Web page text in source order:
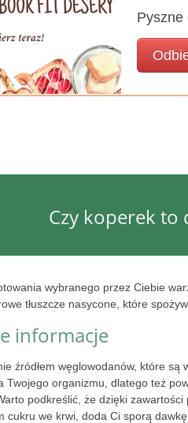
Pyszne
Czy koperek to
wybranego przez Ciebie
tłuszcze nasycone, które
informacje
źródłem węglowodanów, które
Twojego organizmu, dlatego też
podkreślić, że dzięki
cukru we krwi, doda Ci sporą dawkę